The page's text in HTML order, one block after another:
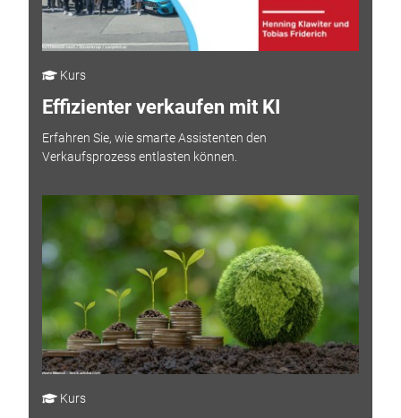
Kurs
Effizienter verkaufen mit KI
Erfahren Sie, wie smarte Assistenten den
Verkaufsprozess entlasten können.
Kurs